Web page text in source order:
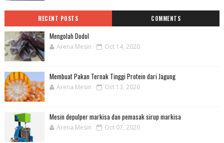
RECENT POSTS COMMENTS
Mengolah Dodol
Arena Mesin Oct 14, 2020
Membuat Pakan Ternak Tinggi Protein dari Jagung
Arena Mesin Oct 13, 2020
Mesin depulper markisa dan pemasak sirup markisa
Arena Mesin Oct 07, 2020